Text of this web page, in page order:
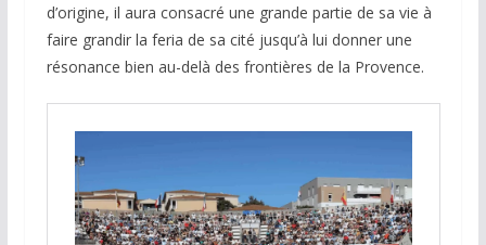
d’origine, il aura consacré une grande partie de sa vie à
faire grandir la feria de sa cité jusqu’à lui donner une
résonance bien au-delà des frontières de la Provence.